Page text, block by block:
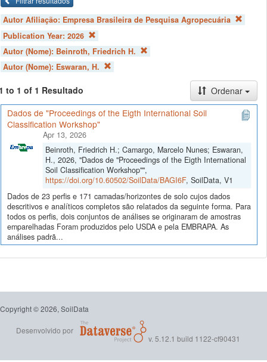
Autor Afiliação: Empresa Brasileira de Pesquisa Agropecuária
Publication Year: 2026
Autor (Nome): Beinroth, Friedrich H.
Autor (Nome): Eswaran, H.
to 1 of 1 Resultado
Ordenar
Dados de "Proceedings of the Eigth International Soil
Classification Workshop"
Apr 13, 2026
Beinroth, Friedrich H.; Camargo, Marcelo Nunes; Eswaran,
H., 2026, "Dados de "Proceedings of the Eigth International
Soil Classification Workshop"",
https://doi.org/10.60502/SoilData/BAGI6F, SoilData, V1
Dados de 23 perfis e 171 camadas/horizontes de solo cujos dados
descritivos e analíticos completos são relatados da seguinte forma. Para
todos os perfis, dois conjuntos de análises se originaram de amostras
emparelhadas Foram produzidos pelo USDA e pela EMBRAPA. As
análises padrã...
Copyright © 2026, SoilData
Desenvolvido por
v. 5.12.1 build 1122-cf90431